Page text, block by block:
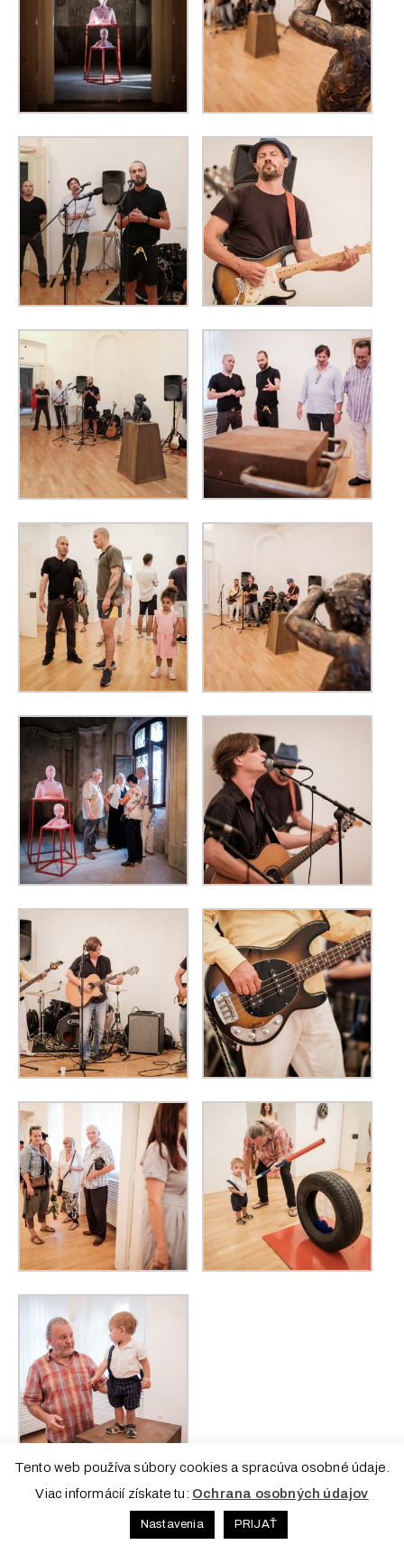
Tento web používa súbory cookies a spracúva osobné údaje.
Viac informácií získate tu: Ochrana osobných údajov
Nastavenia PRIJAŤ